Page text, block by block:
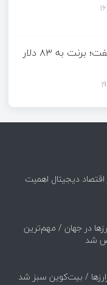
16
جهش دوباره قیمت نفت؛ برنت به ۸۳ دلار
19
دیجیتال اهمیت
در جهان / مهم‌ترین
شد
/ بیت‌کوین سبز شد